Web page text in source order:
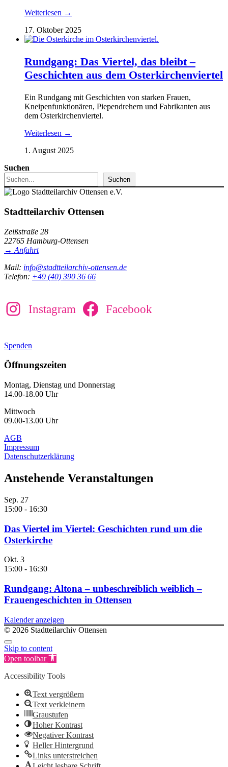
Weiterlesen →
17. Oktober 2025
Rundgang: Das Viertel, das bleibt –
Geschichten aus dem Osterkirchenviertel
Ein Rundgang mit Geschichten von starken Frauen,
Kneipenfunktionären, Piependrehern und Fabrikanten aus
dem Osterkirchenviertel.
Weiterlesen →
1. August 2025
Suchen
Suchen
Stadtteilarchiv Ottensen
Zeißstraße 28
22765 Hamburg-Ottensen
→ Anfahrt
Mail: info@stadtteilarchiv-ottensen.de
Telefon: +49 (40) 390 36 66
Instagram Facebook
Spenden
Öffnungszeiten
Montag, Dienstag und Donnerstag
14.00-18.00 Uhr
Mittwoch
09.00-13.00 Uhr
AGB
Impressum
Datenschutzerklärung
Anstehende Veranstaltungen
Sep. 27
15:00 - 16:30
Das Viertel im Viertel: Geschichten rund um die
Osterkirche
Okt. 3
15:00 - 16:30
Rundgang: Altona – unbeschreiblich weiblich –
Frauengeschichten in Ottensen
Kalender anzeigen
© 2026 Stadtteilarchiv Ottensen
Skip to content
Open toolbar
Accessibility Tools
Text vergrößern
Text verkleinern
Graustufen
Hoher Kontrast
Negativer Kontrast
Heller Hintergrund
Links unterstreichen